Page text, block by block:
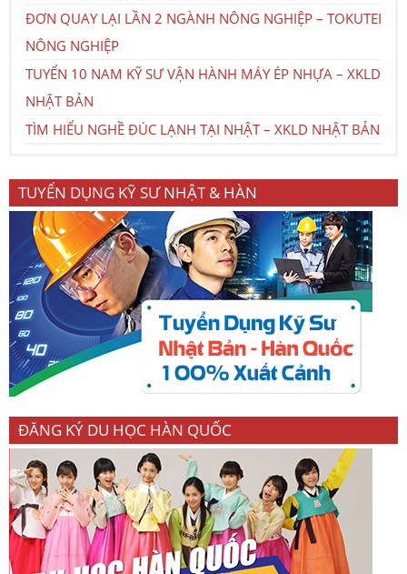
ĐƠN QUAY LẠI LẦN 2 NGÀNH NÔNG NGHIỆP – TOKUTEI
NÔNG NGHIỆP
TUYỂN 10 NAM KỸ SƯ VẬN HÀNH MÁY ÉP NHỰA – XKLD
NHẬT BẢN
TÌM HIỂU NGHỀ ĐÚC LẠNH TẠI NHẬT – XKLD NHẬT BẢN
TUYỂN DỤNG KỸ SƯ NHẬT & HÀN
ĐĂNG KÝ DU HỌC HÀN QUỐC